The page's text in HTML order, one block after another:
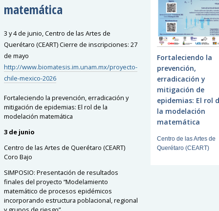
matemática
3 y 4 de junio, Centro de las Artes de
Querétaro (CEART) Cierre de inscripciones: 27
de mayo
http://www.biomatesis.im.unam.mx/proyecto-
chile-mexico-2026
Fortaleciendo la prevención, erradicación y
mitigación de epidemias: El rol de la
modelación matemática
3 de junio
Centro de las Artes de Querétaro (CEART)
Coro Bajo
SIMPOSIO:Presentación de resultados
finales del proyecto “Modelamiento
matemático de procesos epidémicos
incorporando estructura poblacional, regional
Fortaleciendo la
prevención,
erradicación y
mitigación de
epidemias: El rol
la modelación
matemática
Centro de las Artes de
Querétaro (CEART)